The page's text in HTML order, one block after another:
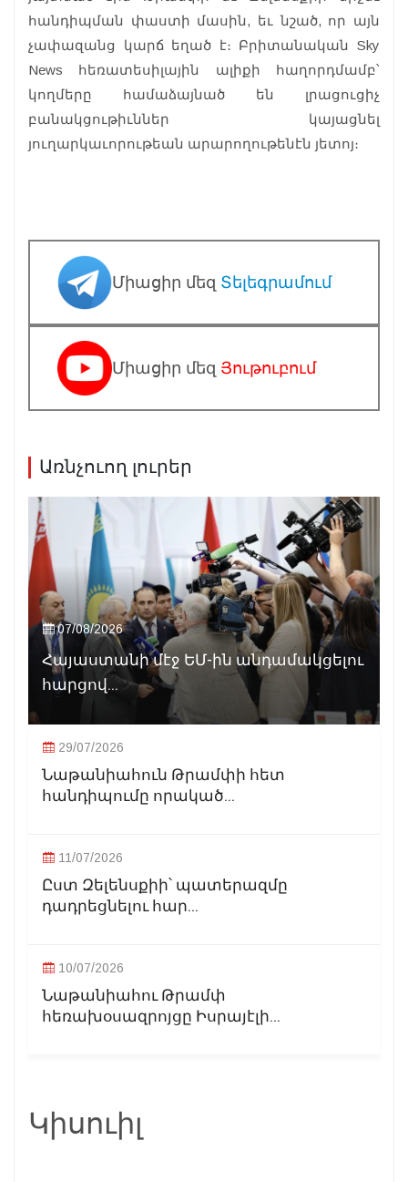
հանդիպման փաստի մասին, եւ նշած, որ այն
չափազանց կարճ եղած է։ Բրիտանական Sky
News հեռատեսիլային ալիքի հաղորդմամբ՝
կողմերը համաձայնած են լրացուցիչ
բանակցութիւններ կայացնել
յուղարկաւորութեան արարողութենէն յետոյ։
Միացիր մեզ Տելեգրամում
Միացիր մեզ Յութուբում
Առնչուող լուրեր
07/08/2026
Հայաստանի մէջ ԵՄ-ին անդամակցելու
հարցով...
29/07/2026
Նաթանիահուն Թրամփի հետ
հանդիպումը որակած...
11/07/2026
Ըստ Զելենսքիի՝ պատերազմը
դադրեցնելու հար...
10/07/2026
Նաթանիահու Թրամփ
հեռախօսազրոյցը Իսրայէլի...
Կիսուիլ